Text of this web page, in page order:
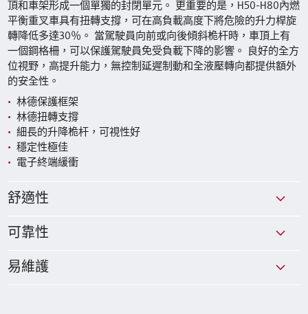
頂和車架形成一個單獨的封閉單元。 更重要的是，H50-H80內燃
平衡重叉車具有扭轉支撐，可在高負載高度下將危險的升力桿旋
轉降低多達30％。 當駕駛員向前或向後傾斜桅杆時，車頂上有
一個鋼格柵，可以保護駕駛員免受負載下降的影響。 良好的全方
位視野，高提升能力，無控制延遲制動和全液壓轉向都提供額外
的安全性。
林德保護框架
林德扭轉支撐
細長的升降桅杆，可視性好
穩定性極佳
電子終端緩衝
舒適性
可靠性
易維護